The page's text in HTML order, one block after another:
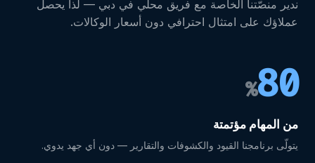
ندير منصّتنا الخاصة مع فريق محلي في دبي — لذا يحصل
عملاؤك على امتثال احترافي دون أسعار الوكالات.
80
%
من المهام مؤتمتة
يتولّى برنامجنا القيود والكشوفات والتقارير — دون أي جهد يدوي.